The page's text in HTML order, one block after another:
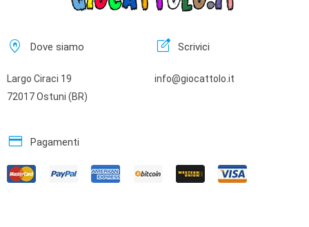
home_pin Dove siamo
Largo Ciraci 19
72017 Ostuni (BR)
edit_square Scrivici
info@giocattolo.it
credit_card Pagamenti